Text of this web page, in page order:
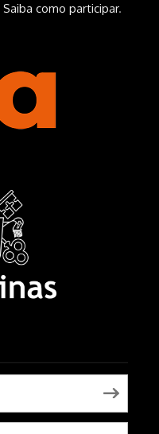
Saiba como participar.